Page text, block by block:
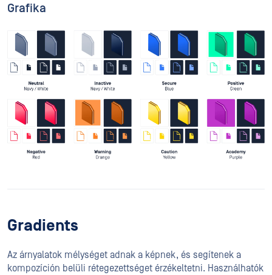
Grafika
Gradients
Az árnyalatok mélységet adnak a képnek, és segítenek a
kompozíción belüli rétegezettséget érzékeltetni. Használhatók